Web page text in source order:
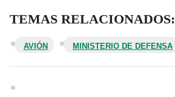
TEMAS RELACIONADOS:
AVIÓN MINISTERIO DE DEFENSA